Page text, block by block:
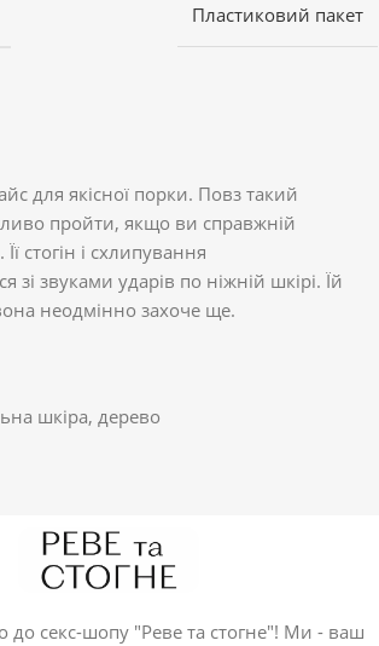
Пластиковий пакет
для якісної порки. Повз такий
пройти, якщо ви справжній
стогін і схлипування
зі звуками ударів по ніжній шкірі. Їй
неодмінно захоче ще.
шкіра, дерево
до секс-шопу "Реве та стогне"! Ми - ваш